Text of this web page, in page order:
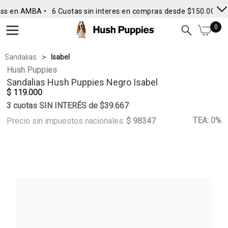
en AMBA • 6 Cuotas sin interes en compras desde $150.000 •
0
Sandalias Isabel
Hush Puppies
Sandalias Hush Puppies Negro Isabel
$ 119.000
3 cuotas SIN INTERÉS de $39.667
Precio sin impuestos nacionales: $ 98347 TEA: 0%